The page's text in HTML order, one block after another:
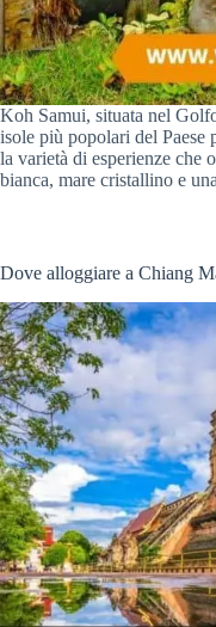
Koh Samui, situata nel
isole più popolari del Paese
la varietà di esperienze che
bianca, mare cristallino e
Dove alloggiare a Chiang